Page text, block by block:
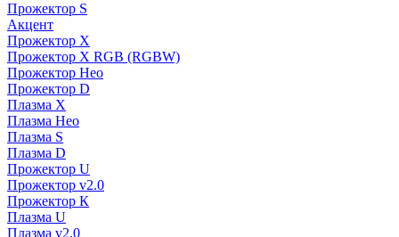
Прожектор S
Акцент
Прожектор X
Прожектор Х RGB (RGBW)
Прожектор Нео
Прожектор D
Плазма X
Плазма Нео
Плазма S
Плазма D
Прожектор U
Прожектор v2.0
Прожектор К
Плазма U
Плазма v2.0